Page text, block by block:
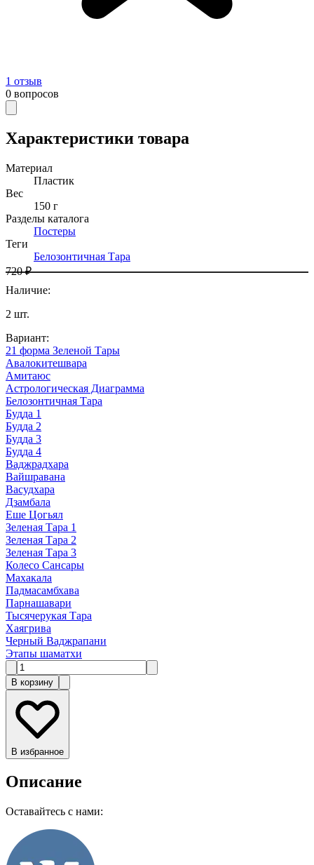
1 отзыв
0 вопросов
Характеристики товара
Материал
Пластик
Вес
150 г
Разделы каталога
Постеры
Теги
Белозонтичная Тара
720 ₽
Наличие:
2 шт.
Вариант:
21 форма Зеленой Тары
Авалокитешвара
Амитаюс
Астрологическая Диаграмма
Белозонтичная Тара
Будда 1
Будда 2
Будда 3
Будда 4
Ваджрадхара
Вайшравана
Васудхара
Дзамбала
Еше Цогьял
Зеленая Тара 1
Зеленая Тара 2
Зеленая Тара 3
Колесо Сансары
Махакала
Падмасамбхава
Парнашавари
Тысячерукая Тара
Хаягрива
Черный Ваджрапани
Этапы шаматхи
В корзину
В избранное
Описание
Оставайтесь с нами: